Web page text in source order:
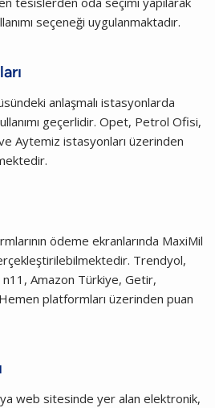
seçeneği uygulanmaktadır.
anlaşmalı istasyonlarda
geçerlidir. Opet, Petrol Ofisi,
Aytemiz istasyonları üzerinden
ödeme ekranlarında MaxiMil
Trendyol,
Amazon Türkiye, Getir,
platformları üzerinden puan
web sitesinde yer alan elektronik,